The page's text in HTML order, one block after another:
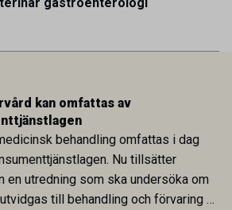
kan omfattas av
behandling omfattas i dag
Nu tillsätter
en utredning som ska undersöka om
till behandling och förvaring av